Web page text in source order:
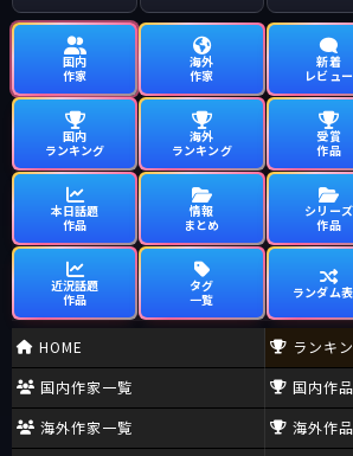
国内
作家
海外
作家
新着
レビュー
国内
ランキング
海外
ランキング
受賞
作品
本日話題
作品
情報
まとめ
シリーズ
作品
近況話題
作品
タグ
一覧
ランダム
HOME
国内作家一覧
海外作家一覧
ランキ
国内作
海外作